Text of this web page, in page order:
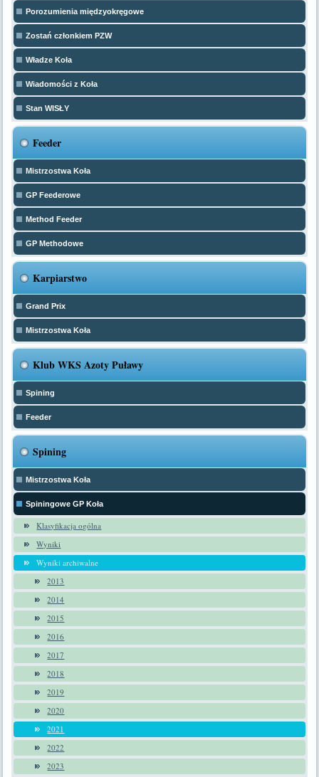
Porozumienia międzyokręgowe
Zostań członkiem PZW
Władze Koła
Wiadomości z Koła
Stan WISŁY
Feeder
Mistrzostwa Koła
GP Feederowe
Method Feeder
GP Methodowe
Karpiarstwo
Grand Prix
Mistrzostwa Koła
Klub WKS Azoty Puławy
Spining
Feeder
Spining
Mistrzostwa Koła
Spiningowe GP Koła
Klasyfikacja ogólna
Wyniki
Wyniki archiwalne
2013
2014
2015
2016
2017
2018
2019
2020
2021
2022
2023